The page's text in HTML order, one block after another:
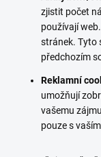
zjistit počet
používají
stránek. Tyto
předchozím
Reklamní
umožňují
vašemu
pouze s